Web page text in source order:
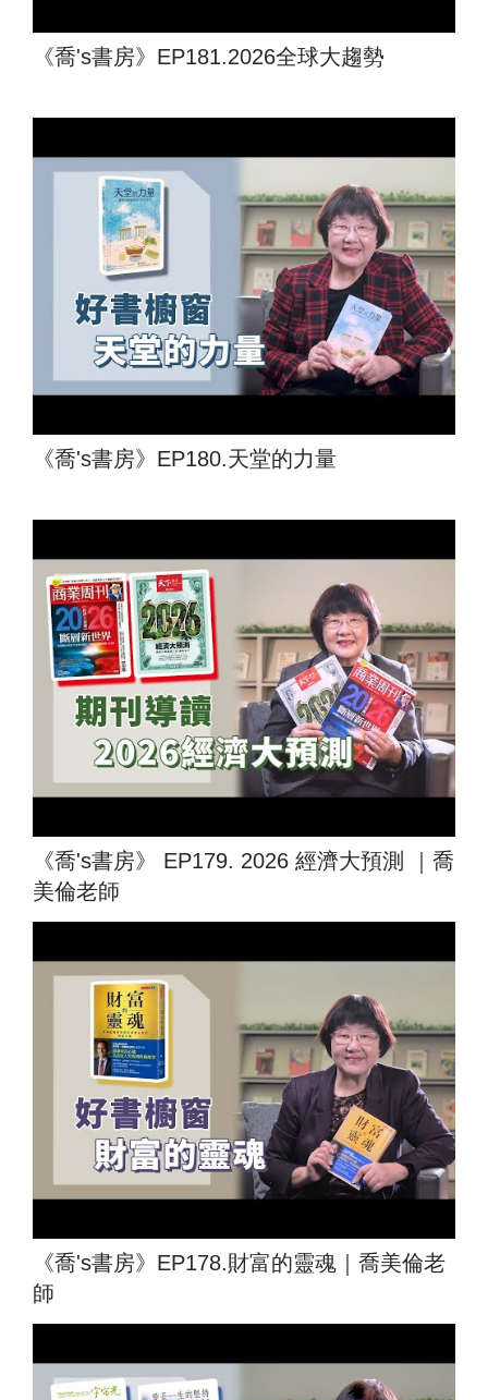
《喬's書房》EP181.2026全球大趨勢
《喬's書房》EP180.天堂的力量
《喬's書房》 EP179. 2026 經濟大預測 ｜喬
美倫老師
《喬's書房》EP178.財富的靈魂｜喬美倫老
師